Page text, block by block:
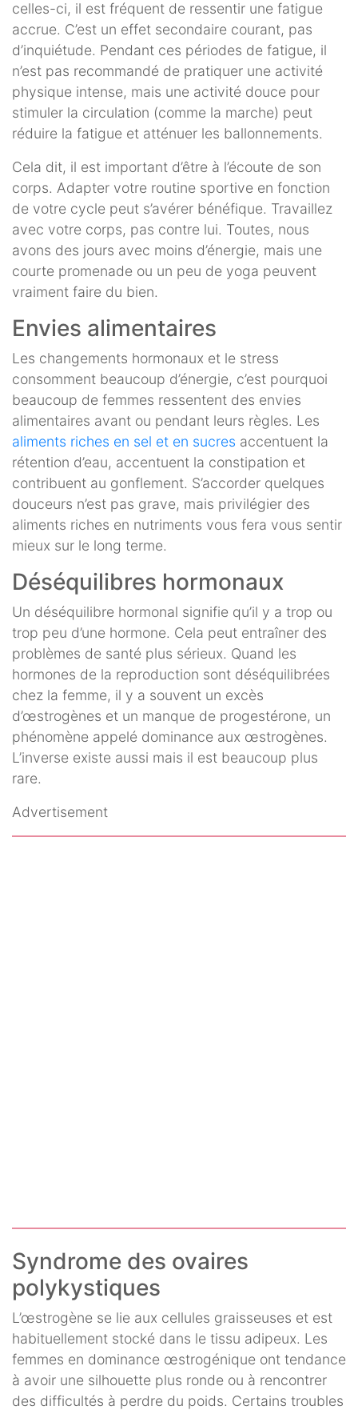
celles-ci, il est fréquent de ressentir une fatigue
accrue. C’est un effet secondaire courant, pas
d’inquiétude. Pendant ces périodes de fatigue, il
n’est pas recommandé de pratiquer une activité
physique intense, mais une activité douce pour
stimuler la circulation (comme la marche) peut
réduire la fatigue et atténuer les ballonnements.
Cela dit, il est important d’être à l’écoute de son
corps. Adapter votre routine sportive en fonction
de votre cycle peut s’avérer bénéfique. Travaillez
avec votre corps, pas contre lui. Toutes, nous
avons des jours avec moins d’énergie, mais une
courte promenade ou un peu de yoga peuvent
vraiment faire du bien.
Envies alimentaires
Les changements hormonaux et le stress
consomment beaucoup d’énergie, c’est pourquoi
beaucoup de femmes ressentent des envies
alimentaires avant ou pendant leurs règles. Les
aliments riches en sel et en sucres accentuent la
rétention d’eau, accentuent la constipation et
contribuent au gonflement. S’accorder quelques
douceurs n’est pas grave, mais privilégier des
aliments riches en nutriments vous fera vous sentir
mieux sur le long terme.
Déséquilibres hormonaux
Un déséquilibre hormonal signifie qu’il y a trop ou
trop peu d’une hormone. Cela peut entraîner des
problèmes de santé plus sérieux. Quand les
hormones de la reproduction sont déséquilibrées
chez la femme, il y a souvent un excès
d’œstrogènes et un manque de progestérone, un
phénomène appelé dominance aux œstrogènes.
L’inverse existe aussi mais il est beaucoup plus
rare.
Advertisement
Syndrome des ovaires
polykystiques
L’œstrogène se lie aux cellules graisseuses et est
habituellement stocké dans le tissu adipeux. Les
femmes en dominance œstrogénique ont tendance
à avoir une silhouette plus ronde ou à rencontrer
des difficultés à perdre du poids. Certains troubles